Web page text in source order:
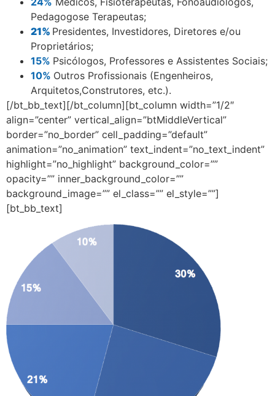
Pedagogose Terapeutas;
21% Presidentes, Investidores, Diretores e/ou
Proprietários;
15% Psicólogos, Professores e Assistentes Sociais;
10% Outros Profissionais (Engenheiros,
Arquitetos,Construtores, etc.).
[/bt_bb_text][/bt_column][bt_column width=”1/2″
align=”center” vertical_align=”btMiddleVertical”
border=”no_border” cell_padding=”default”
animation=”no_animation” text_indent=”no_text_indent”
highlight=”no_highlight” background_color=””
opacity=”” inner_background_color=””
background_image=”” el_class=”” el_style=””]
[bt_bb_text]